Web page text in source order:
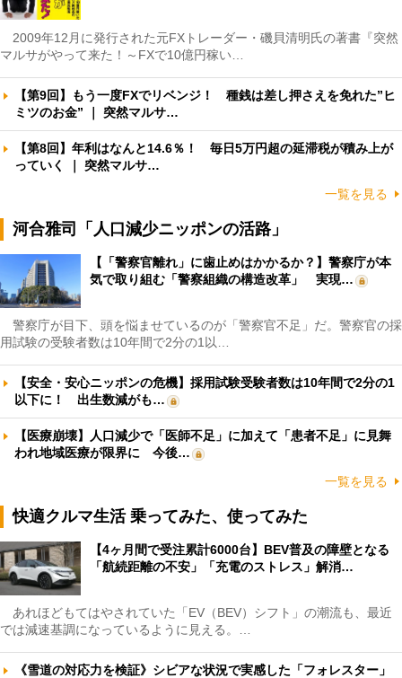
2009年12月に発行された元FXトレーダー・磯貝清明氏の著書『突然
マルサがやって来た！～FXで10億円稼い…
【第9回】もう一度FXでリベンジ！ 種銭は差し押さえを免れた”ヒ
ミツのお金” ｜ 突然マルサ…
【第8回】年利はなんと14.6％！ 毎日5万円超の延滞税が積み上が
っていく ｜ 突然マルサ…
一覧を見る
河合雅司「人口減少ニッポンの活路」
【「警察官離れ」に歯止めはかかるか？】警察庁が本
気で取り組む「警察組織の構造改革」 実現…
警察庁が目下、頭を悩ませているのが「警察官不足」だ。警察官の採
用試験の受験者数は10年間で2分の1以…
【安全・安心ニッポンの危機】採用試験受験者数は10年間で2分の1
以下に！ 出生数減がも…
【医療崩壊】人口減少で「医師不足」に加えて「患者不足」に見舞
われ地域医療が限界に 今後…
一覧を見る
快適クルマ生活 乗ってみた、使ってみた
【4ヶ月間で受注累計6000台】BEV普及の障壁となる
「航続距離の不安」「充電のストレス」解消…
あれほどもてはやされていた「EV（BEV）シフト」の潮流も、最近
では減速基調になっているように見える。…
《雪道の対応力を検証》シビアな状況で実感した「フォレスター」